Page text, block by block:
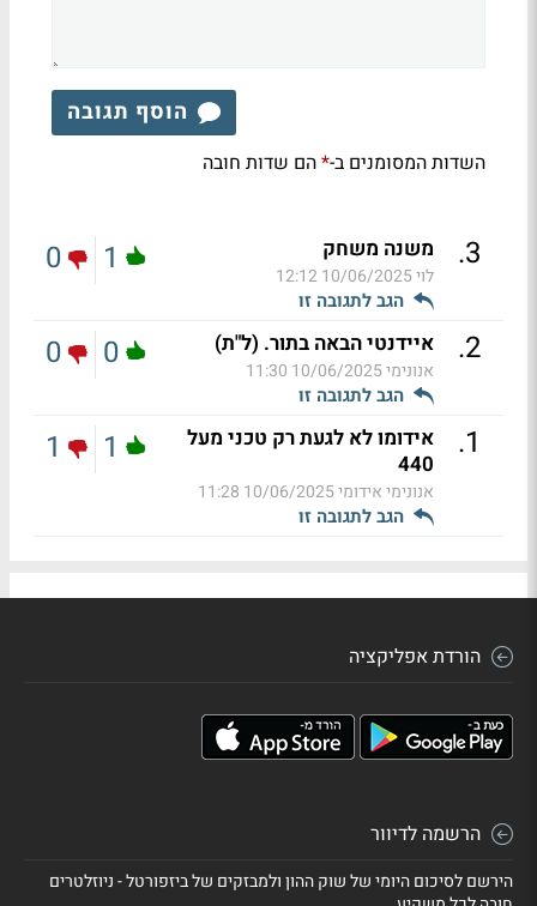
הוסף תגובה
השדות המסומנים ב-*הם שדות חובה
3
. משנה משחק
לוי10/06/2025 12:12
הגב לתגובה זו
1
0
2
. איידנטי הבאה בתור. (ל"ת)
אנונימי10/06/2025 11:30
הגב לתגובה זו
0
0
1
.
אידומו לא לגעת רק טכני מעל
440
אנונימי אידומי10/06/2025 11:28
הגב לתגובה זו
1
1
הורדת אפליקציה
הרשמה לדיוור
הירשם לסיכום היומי של שוק ההון ולמבזקים של ביזפורטל - ניוזלטרים